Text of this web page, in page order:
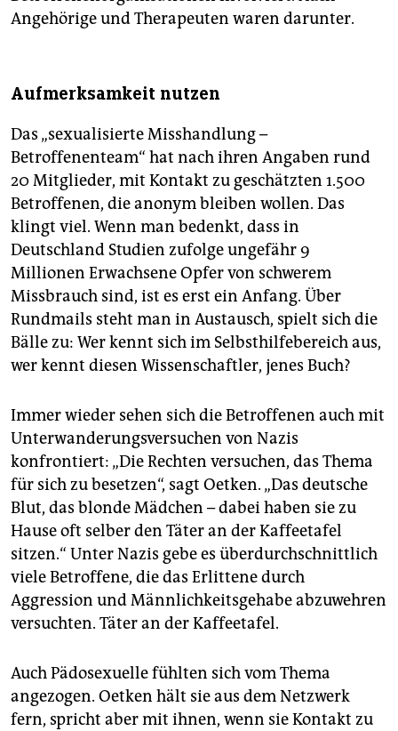
Angehörige und Therapeuten waren darunter.
Aufmerksamkeit nutzen
Das „sexualisierte Misshandlung –
Betroffenenteam“ hat nach ihren Angaben rund
20 Mitglieder, mit Kontakt zu geschätzten 1.500
Betroffenen, die anonym bleiben wollen. Das
klingt viel. Wenn man bedenkt, dass in
Deutschland Studien zufolge ungefähr 9
Millionen Erwachsene Opfer von schwerem
Missbrauch sind, ist es erst ein Anfang. Über
Rundmails steht man in Austausch, spielt sich die
Bälle zu: Wer kennt sich im Selbsthilfebereich aus,
wer kennt diesen Wissenschaftler, jenes Buch?
Immer wieder sehen sich die Betroffenen auch mit
Unterwanderungsversuchen von Nazis
konfrontiert: „Die Rechten versuchen, das Thema
für sich zu besetzen“, sagt Oetken. „Das deutsche
Blut, das blonde Mädchen – dabei haben sie zu
Hause oft selber den Täter an der Kaffeetafel
sitzen.“ Unter Nazis gebe es überdurchschnittlich
viele Betroffene, die das Erlittene durch
Aggression und Männlichkeitsgehabe abzuwehren
versuchten. Täter an der Kaffeetafel.
Auch Pädosexuelle fühlten sich vom Thema
angezogen. Oetken hält sie aus dem Netzwerk
fern, spricht aber mit ihnen, wenn sie Kontakt zu